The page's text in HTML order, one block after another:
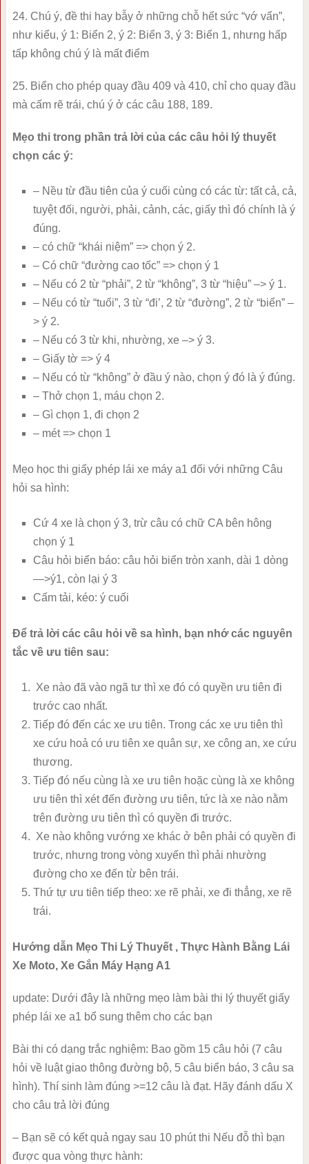
24. Chú ý, đề thi hay bẫy ở những chỗ hết sức “vớ vẩn”,
như kiểu, ý 1: Biển 2, ý 2: Biển 3, ý 3: Biển 1, nhưng hấp
tấp không chú ý là mất điểm
25. Biển cho phép quay đầu 409 và 410, chỉ cho quay đầu
mà cấm rẽ trái, chú ý ở các câu 188, 189.
Mẹo thi trong phần trả lời của các câu hỏi lý thuyết
chọn các ý:
– Nều từ đầu tiên của ý cuối cùng có các từ: tất cả, cả,
tuyệt đối, người, phải, cảnh, các, giấy thì đó chính là ý
đúng.
– có chữ “khái niệm” => chọn ý 2.
– Có chữ “đường cao tốc” => chọn ý 1
– Nếu có 2 từ “phải”, 2 từ “không”, 3 từ “hiệu” –> ý 1.
– Nếu có từ “tuổi”, 3 từ “đi’, 2 từ “đường”, 2 từ “biển” –
> ý 2.
– Nếu có 3 từ khi, nhường, xe –> ý 3.
– Giấy tờ => ý 4
– Nếu có từ “không” ở đầu ý nào, chọn ý đó là ý đúng.
– Thở chọn 1, máu chọn 2.
– Gì chọn 1, đi chọn 2
– mét => chọn 1
Mẹo học thi giấy phép lái xe máy a1 đối với những Câu
hỏi sa hình:
Cứ 4 xe là chọn ý 3, trừ câu có chữ CA bên hông
chọn ý 1
Câu hỏi biển báo: câu hỏi biển tròn xanh, dài 1 dòng
—>ý1, còn lại ý 3
Cấm tải, kéo: ý cuối
Để trả lời các câu hỏi về sa hình, bạn nhớ các nguyên
tắc về ưu tiên sau:
Xe nào đã vào ngã tư thì xe đó có quyền ưu tiên đi
trước cao nhất.
Tiếp đó đến các xe ưu tiên. Trong các xe ưu tiên thì
xe cứu hoả có ưu tiên xe quân sự, xe công an, xe cứu
thương.
Tiếp đó nếu cùng là xe ưu tiên hoặc cùng là xe không
ưu tiên thì xét đến đường ưu tiên, tức là xe nào nằm
trên đường ưu tiên thì có quyền đi trước.
Xe nào không vướng xe khác ở bên phải có quyền đi
trước, nhưng trong vòng xuyến thì phải nhường
đường cho xe đến từ bên trái.
Thứ tự ưu tiên tiếp theo: xe rẽ phải, xe đi thẳng, xe rẽ
trái.
Hướng dẫn Mẹo Thi Lý Thuyết , Thực Hành Bằng Lái
Xe Moto, Xe Gắn Máy Hạng A1
update: Dưới đây là những mẹo làm bài thi lý thuyết giấy
phép lái xe a1 bổ sung thêm cho các bạn
Bài thi có dạng trắc nghiệm: Bao gồm 15 câu hỏi (7 câu
hỏi về luật giao thông đường bộ, 5 câu biển báo, 3 câu sa
hình). Thí sinh làm đúng >=12 câu là đạt. Hãy đánh dấu X
cho câu trả lời đúng
– Bạn sẽ có kết quả ngay sau 10 phút thi Nếu đỗ thì bạn
được qua vòng thực hành: